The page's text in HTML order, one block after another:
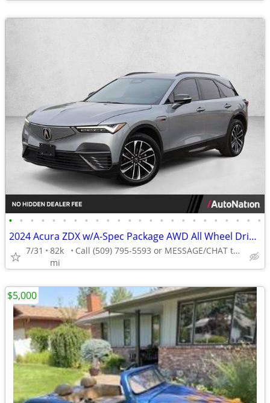
• • • • • • • • • • • • • • • • • • • • • • • •
2024 Acura ZDX w/A-Spec Package AWD All Wheel Drive SUV Electric AUTONATION
7/31
82k
mi
Call (509) 795-5593 or MESSAGE/CHAT to confirm availability
$5,000